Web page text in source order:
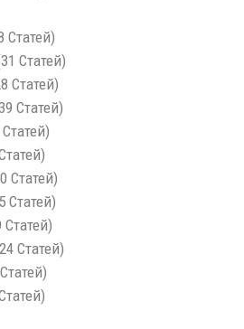
Статей)
Статей)
Статей)
Статей)
Статей)
Статей)
Статей)
Статей)